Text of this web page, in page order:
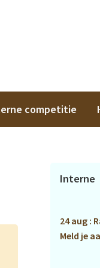
competitie
Primaire
Interne
24 aug :
Meld je